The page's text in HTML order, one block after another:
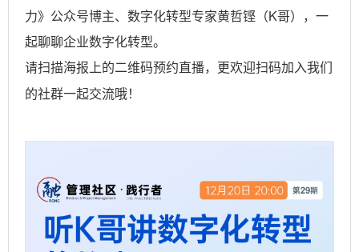
力》公众号博主、数字化转型专家黄哲铿（K哥），一
起聊聊企业数字化转型。
请扫描海报上的二维码预约直播，更欢迎扫码加入我们
的社群一起交流哦！